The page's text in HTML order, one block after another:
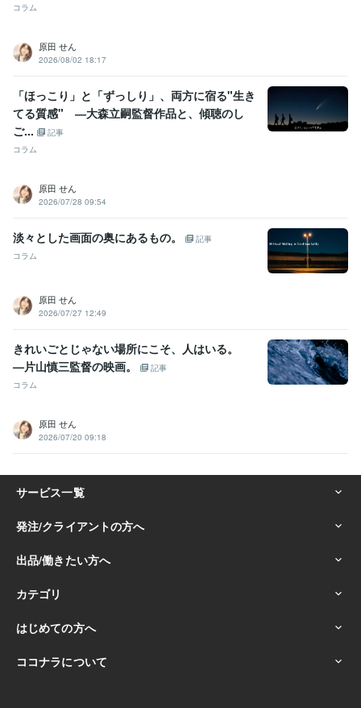
コラム
原田 せん
2026/08/02 18:17
「ほっこり」と「ずっしり」、両方に宿る"生き
てる質感" ―大森立嗣監督作品と、傾聴のし
ご...
記事
コラム
原田 せん
2026/07/28 09:54
淡々とした画面の奥にあるもの。
記事
コラム
原田 せん
2026/07/27 12:49
きれいごとじゃない場所にこそ、人はいる。
—片山慎三監督の映画。
記事
コラム
原田 せん
2026/07/20 09:18